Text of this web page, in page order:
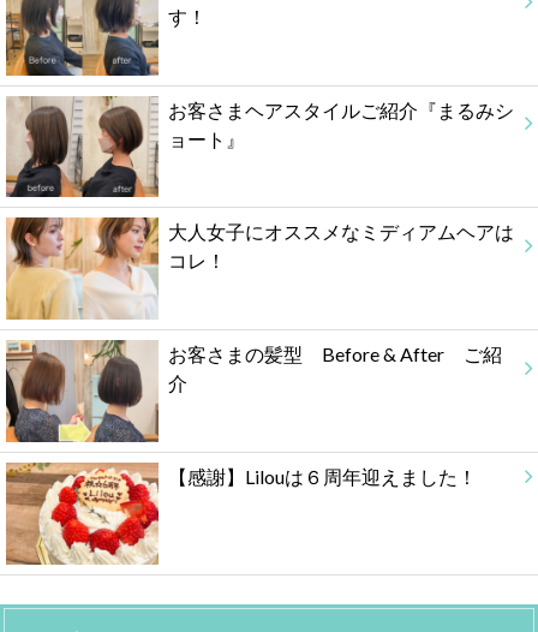
す！
お客さまヘアスタイルご紹介『まるみシ
ョート』
大人女子にオススメなミディアムヘアは
コレ！
お客さまの髪型 Before & After ご紹
介
【感謝】Lilouは６周年迎えました！